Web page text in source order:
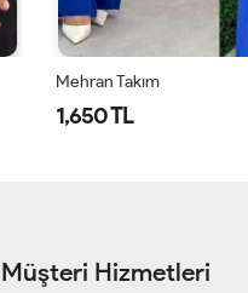
Mehran Takım
1,650 TL
Müşteri Hizmetleri